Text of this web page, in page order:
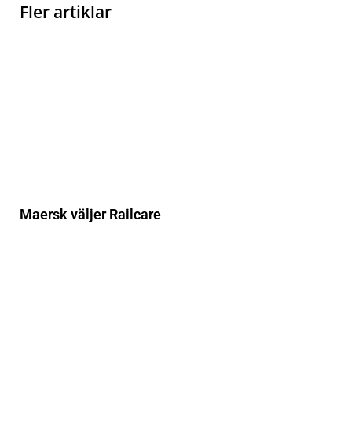
Fler artiklar
Maersk väljer Railcare